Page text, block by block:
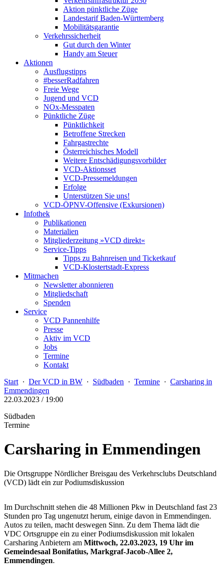
Aktion pünktliche Züge
Landestarif Baden-Württemberg
Mobilitätsgarantie
Verkehrssicherheit
Gut durch den Winter
Handy am Steuer
Aktionen
Ausflugstipps
#besserRadfahren
Freie Wege
Jugend und VCD
NOx-Messpaten
Pünktliche Züge
Pünktlichkeit
Betroffene Strecken
Fahrgastrechte
Österreichisches Modell
Weitere Entschädigungsvorbilder
VCD-Aktionsset
VCD-Pressemeldungen
Erfolge
Unterstützen Sie uns!
VCD-ÖPNV-Offensive (Exkursionen)
Infothek
Publikationen
Materialien
Mitgliederzeitung »VCD direkt«
Service-Tipps
Tipps zu Bahnreisen und Ticketkauf
VCD-Klostertstadt-Express
Mitmachen
Newsletter abonnieren
Mitgliedschaft
Spenden
Service
VCD Pannenhilfe
Presse
Aktiv im VCD
Jobs
Termine
Kontakt
Start · Der VCD in BW · Südbaden · Termine · Carsharing in
Emmendingen
22.03.2023 / 19:00
Südbaden
Termine
Carsharing in Emmendingen
Die Ortsgruppe Nördlicher Breisgau des Verkehrsclubs Deutschland
(VCD) lädt ein zur Podiumsdiskussion
Im Durchschnitt stehen die 48 Millionen Pkw in Deutschland fast 23
Stunden pro Tag ungenutzt herum, einige davon in Emmendingen.
Autos zu teilen, macht deswegen Sinn. Zu dem Thema lädt die
VDC Ortsgruppe ein zu einer Podiumsdiskussion mit lokalen
Carsharing Anbietern am Mittwoch, 22.03.2023, 19 Uhr im
Gemeindesaal Bonifatius, Markgraf-Jacob-Allee 2,
Emmendingen.